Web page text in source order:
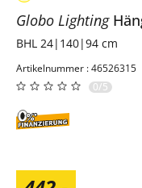
Globo Lighting
BHL 24|140|94 cm
Artikelnummer : 46526315
0/5